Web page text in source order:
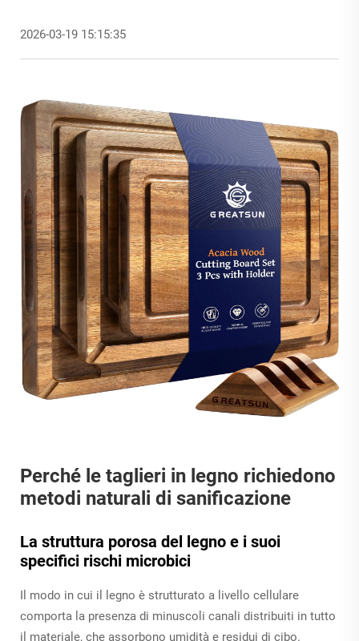
2026-03-19 15:15:35
Perché le taglieri in legno richiedono
metodi naturali di sanificazione
La struttura porosa del legno e i suoi
specifici rischi microbici
Il modo in cui il legno è strutturato a livello cellulare
comporta la presenza di minuscoli canali distribuiti in tutto
il materiale, che assorbono umidità e residui di cibo.